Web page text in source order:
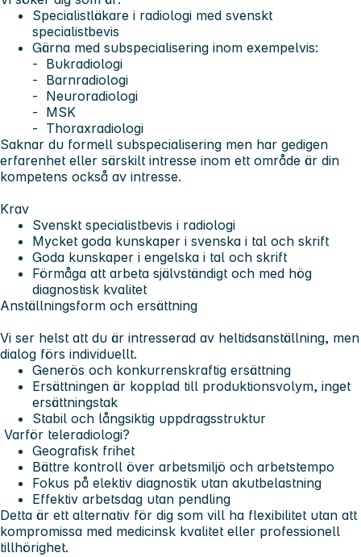
Specialistläkare i radiologi med svenskt
specialistbevis
Gärna med subspecialisering inom exempelvis:
- Bukradiologi
- Barnradiologi
- Neuroradiologi
- MSK
- Thoraxradiologi
Saknar du formell subspecialisering men har gedigen
erfarenhet eller särskilt intresse inom ett område är din
kompetens också av intresse.
Krav
Svenskt specialistbevis i radiologi
Mycket goda kunskaper i svenska i tal och skrift
Goda kunskaper i engelska i tal och skrift
Förmåga att arbeta självständigt och med hög
diagnostisk kvalitet
Anställningsform och ersättning
Vi ser helst att du är intresserad av heltidsanställning, men
dialog förs individuellt.
Generös och konkurrenskraftig ersättning
Ersättningen är kopplad till produktionsvolym, inget
ersättningstak
Stabil och långsiktig uppdragsstruktur
Varför teleradiologi?
Geografisk frihet
Bättre kontroll över arbetsmiljö och arbetstempo
Fokus på elektiv diagnostik utan akutbelastning
Effektiv arbetsdag utan pendling
Detta är ett alternativ för dig som vill ha flexibilitet utan att
kompromissa med medicinsk kvalitet eller professionell
tillhörighet.